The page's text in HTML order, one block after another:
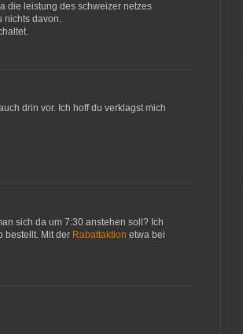
die leistung des schweizer netzes
nichts davon.
drin vor. Ich hoff du verklagst mich
sich da um 7:30 anstehen soll? Ich
bestellt. Mit der Rabattaktion etwa bei